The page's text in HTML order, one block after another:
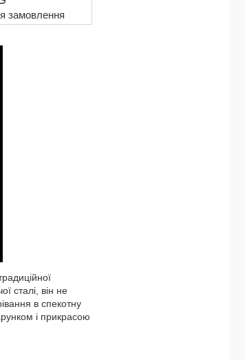
замовлення
сталі, він не
в спекотну
і прикрасою